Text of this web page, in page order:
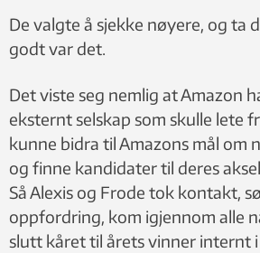
De valgte å sjekke nøyere, og ta
godt var det.
Det viste seg nemlig at Amazon
eksternt selskap som skulle lete
kunne bidra til Amazons mål om
og finne kandidater til deres
Så Alexis og Frode tok kontakt,
oppfordring, kom igjennom alle
slutt kåret til årets vinner internt